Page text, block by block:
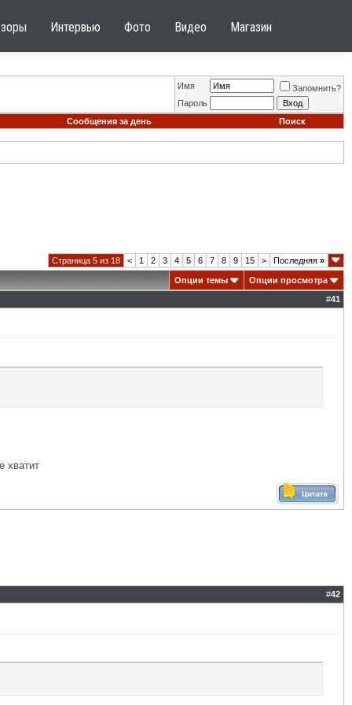
Интервью Фото Видео Магазин
Имя
Запомнить?
Пароль
Сообщения за день
Поиск
Страница 5 из 18 < 1 2 3 4 5 6 7 8 9 15 > Последняя »
Опции темы
Опции просмотра
#41
хватит
#42